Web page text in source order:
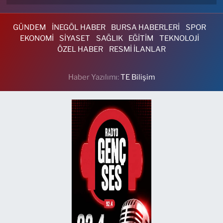
GÜNDEM İNEGÖL HABER BURSA HABERLERİ
SPOR
EKONOMİ
SİYASET SAĞLIK EĞİTİM
TEKNOLOJİ
ÖZEL HABER
RESMİ İLANLAR
Haber Yazılımı:TE Bilişim